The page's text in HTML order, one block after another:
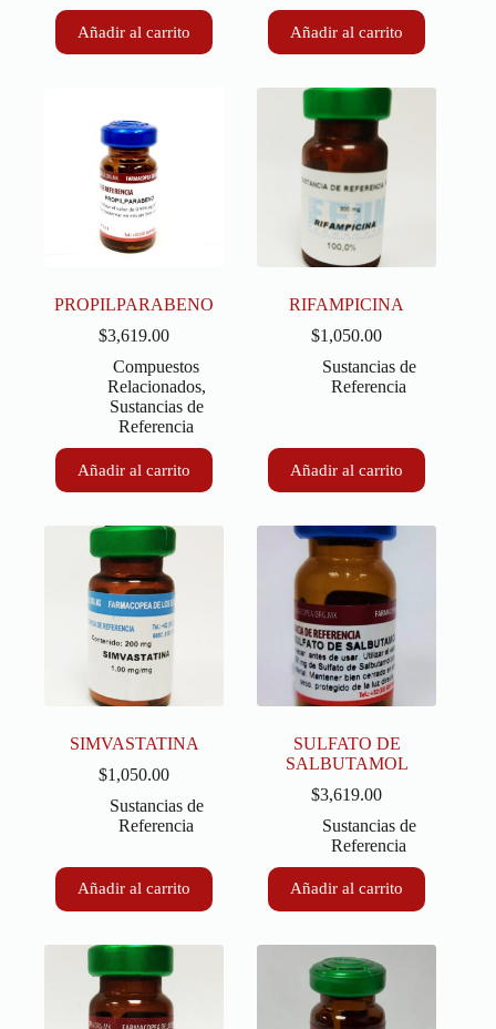
Añadir al carrito Añadir al carrito
PROPILPARABENO
$3,619.00
Compuestos
Relacionados,
Sustancias de
Referencia
Añadir al carrito
RIFAMPICINA
$1,050.00
Sustancias de
Referencia
Añadir al carrito
SIMVASTATINA
$1,050.00
Sustancias de
Referencia
Añadir al carrito
SULFATO DE
SALBUTAMOL
$3,619.00
Sustancias de
Referencia
Añadir al carrito